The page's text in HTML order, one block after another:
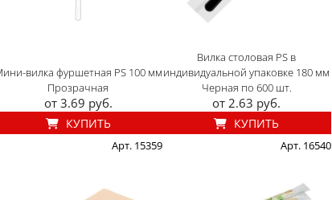
вилка фуршетная PS 100 мм
Прозрачная
от 3.69 руб.
КУПИТЬ
Вилка столовая PS в
индивидуальной упаковке 180 мм
Черная по 600 шт.
от 2.63 руб.
КУПИТЬ
Арт. 15359 Арт. 16540